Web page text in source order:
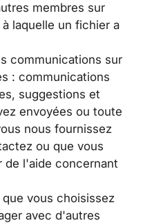
membres sur
laquelle un fichier a
communications sur
: communications
suggestions et
envoyées ou toute
nous fournissez
ou que vous
de l'aide concernant
vous choisissez
avec d'autres